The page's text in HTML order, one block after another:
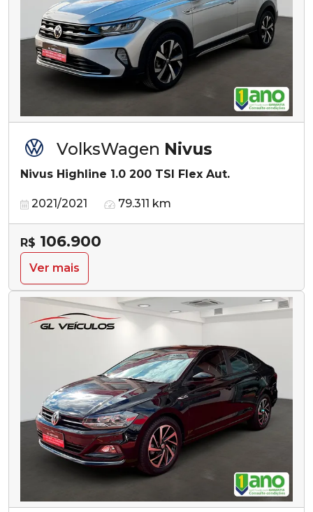
VolksWagen Nivus
Nivus Highline 1.0 200 TSI Flex Aut.
2021/2021 79.311 km
R$ 106.900
Ver mais